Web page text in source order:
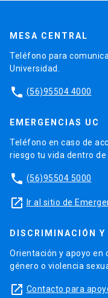
MESA CENTRAL
Teléfono para
Universidad.
phone (56)95504 4000
EMERGENCIAS UC
Teléfono en caso de
riesgo tu vida dentro
phone (56)95504 5000
launch Ir al sitio de
DISCRIMINACIÓN
Orientación y apoyo en
género o violencia
launch Contacto para